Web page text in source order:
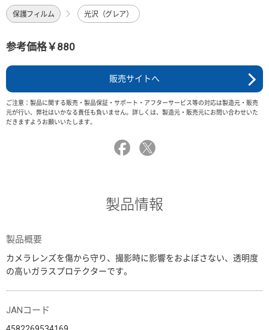
保護フィルム 光沢（グレア）
参考価格￥880
販売サイトへ
ご注意：製品に関する販売・製品保証・サポート・アフターサービス等の対応は製造元・販売
元が行い、弊社はいかなる責任も負いません。詳しくは、製造元・販売元にお問い合わせいた
だきますようお願いいたします。
製品情報
製品概要
カメラレンズを傷から守り、撮影時に影響をおよぼさない、透明度
の高いガラスプロテクターです。
JANコード